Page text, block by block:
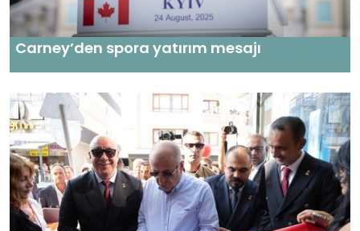
Carney’den spora yatırım mesajı